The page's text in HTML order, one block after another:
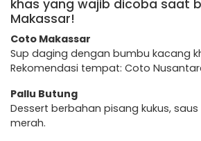
khas yang wajib dicoba saat
Makassar!
Coto Makassar
Sup daging dengan bumbu kacang
Rekomendasi tempat: Coto
Pallu Butung
Dessert berbahan pisang kukus,
merah.